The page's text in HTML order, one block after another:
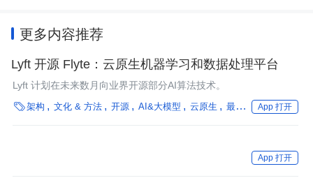
更多内容推荐
Lyft 开源 Flyte：云原生机器学习和数据处理平台
Lyft 计划在未来数月向业界开源部分AI算法技术。
架构 文化 & 方法 开源 AI&大模型 云原生 最佳实践 机器学习
App 打开
App 打开